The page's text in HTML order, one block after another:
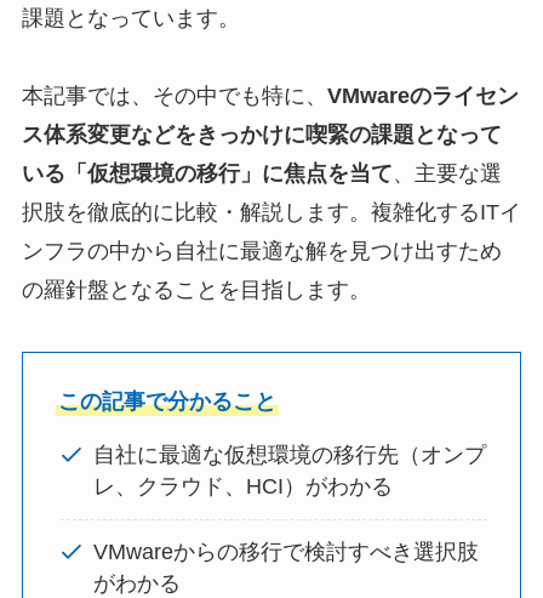
課題となっています。
本記事では、その中でも特に、 VMwareのライセン
ス体系変更などをきっかけに喫緊の課題となって
いる「仮想環境の移行」に焦点を当て、主要な選
択肢を徹底的に比較・解説します。複雑化するITイ
ンフラの中から自社に最適な解を見つけ出すため
の羅針盤となることを目指します。
この記事で分かること
自社に最適な仮想環境の移行先（オンプ
レ、クラウド、HCI）がわかる
VMwareからの移行で検討すべき選択肢
がわかる